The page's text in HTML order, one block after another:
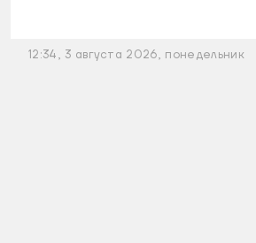
12:34, 3 августа 2026, понедельник